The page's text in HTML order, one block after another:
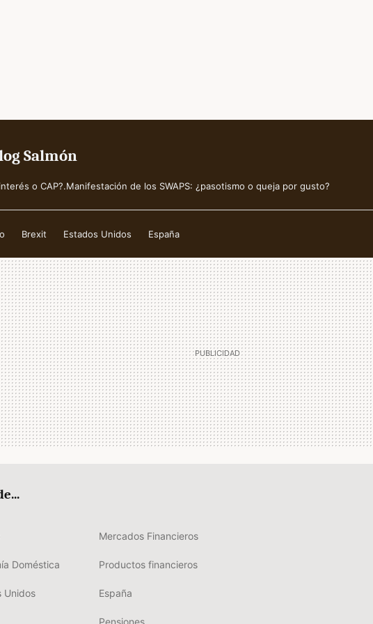
Salmón
o CAP?.Manifestación de los SWAPS: ¿pasotismo o queja por gusto?
Brexit Estados Unidos España
Mercados Financieros
Doméstica Productos financieros
Unidos España
Pensiones